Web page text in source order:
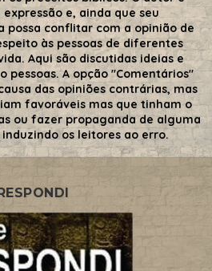
e, ainda que seu
possa conflitar com a opinião de
às pessoas de diferentes
Aqui são discutidas ideias e
pessoas. A opção "Comentários"
das opiniões contrárias, mas
favoráveis mas que tinham o
ou fazer propaganda de alguma
os leitores ao erro.
RESPONDI